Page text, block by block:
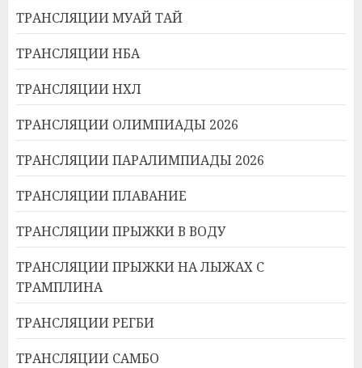
ТРАНСЛЯЦИИ МУАЙ ТАЙ
ТРАНСЛЯЦИИ НБА
ТРАНСЛЯЦИИ НХЛ
ТРАНСЛЯЦИИ ОЛИМПИАДЫ 2026
ТРАНСЛЯЦИИ ПАРАЛИМПИАДЫ 2026
ТРАНСЛЯЦИИ ПЛАВАНИЕ
ТРАНСЛЯЦИИ ПРЫЖКИ В ВОДУ
ТРАНСЛЯЦИИ ПРЫЖКИ НА ЛЫЖАХ С
ТРАМПЛИНА
ТРАНСЛЯЦИИ РЕГБИ
ТРАНСЛЯЦИИ САМБО